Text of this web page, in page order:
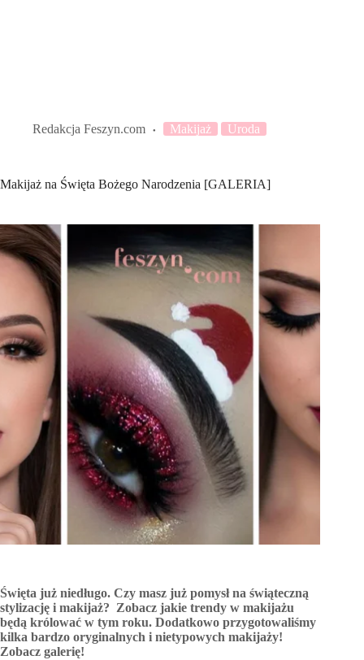
Redakcja Feszyn.com Makijaż Uroda
Makijaż na Święta Bożego Narodzenia [GALERIA]
Święta już niedługo. Czy masz już pomysł na świąteczną
stylizację i makijaż? Zobacz jakie trendy w makijażu
będą królować w tym roku. Dodatkowo przygotowaliśmy
kilka bardzo oryginalnych i nietypowych makijaży!
Zobacz galerię!